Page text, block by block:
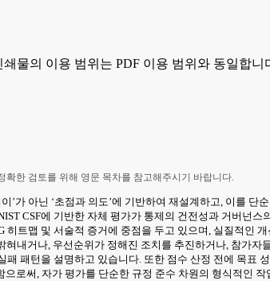
물의 이용 범위는 PDF 이용 범위와 동일합니
한 검토를 위해 영문 목차를 참고해주시기 바랍니다.
가 아닌 ‘초점과 의도’에 기반하여 재설계하고, 이를
CSF에 기반한 자체 평가가 통제의 건전성과 거버넌
트맵 및 서술적 증거에 중점을 두고 있으며, 실질적인
내거나, 우선순위가 정해진 조치를 추진하거나, 참가
패턴을 설명하고 있습니다. 또한 점수 산정 전에 목표
로써, 자가 평가를 단순한 규정 준수 차원의 형식적인